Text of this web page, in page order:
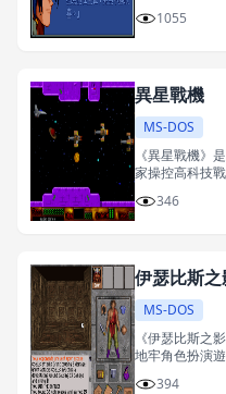
1055
異星戰機
MS-DOS
《異星戰機》
家操控高科技
346
伊瑟比斯之
MS-DOS
《伊瑟比斯之
地牢角色扮演遊
394